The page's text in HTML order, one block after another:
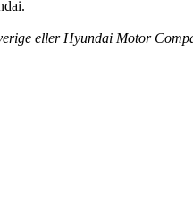
eller Hyundai Motor